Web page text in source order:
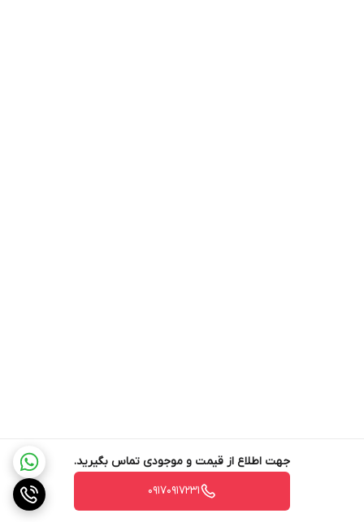
جهت اطلاع از قیمت و موجودی تماس بگیرید.
۰۹۱۷۰۹۱۷۲۳۱